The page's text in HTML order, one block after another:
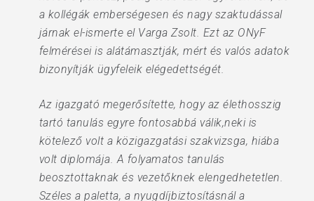
a kollégák emberségesen és nagy szaktudással
járnak el-ismerte el Varga Zsolt. Ezt az ONyF
felmérései is alátámasztják, mért és valós adatok
bizonyítják ügyfeleik elégedettségét.
Az igazgató megerősítette, hogy az élethosszig
tartó tanulás egyre fontosabbá válik,neki is
kötelező volt a közigazgatási szakvizsga, hiába
volt diplomája. A folyamatos tanulás
beosztottaknak és vezetőknek elengedhetetlen.
Széles a paletta, a nyugdíjbiztosításnál a